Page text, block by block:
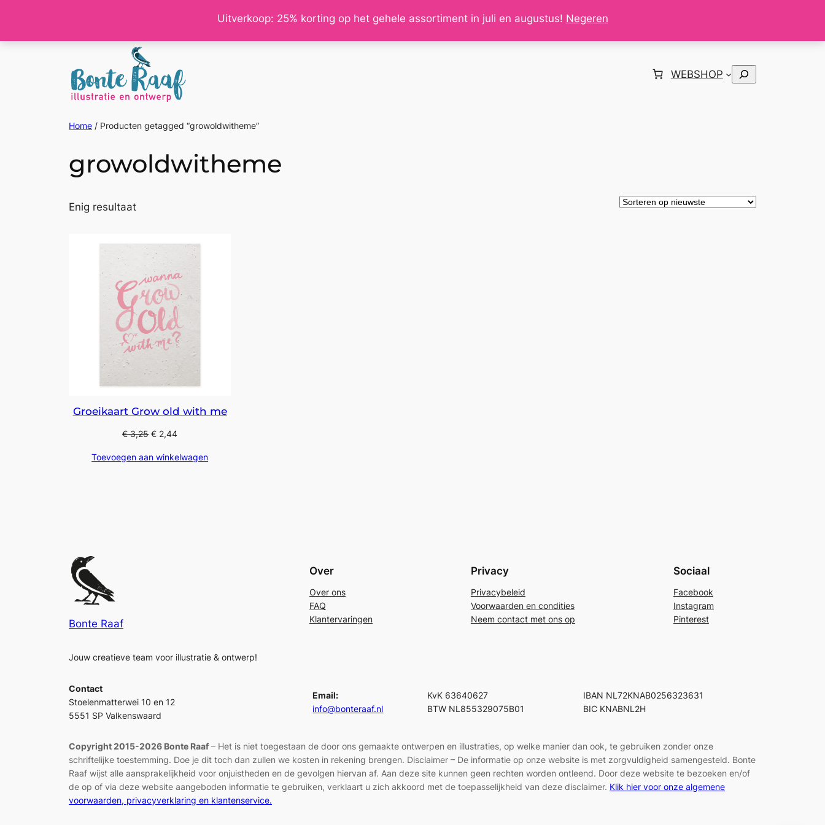
Uitverkoop: 25% korting op het gehele assortiment in juli en augustus! Negeren
de
WEBSHOP
Zoeken
Home / Producten getagged “growoldwitheme”
growoldwitheme
Enig resultaat
Groeikaart Grow old with me
€3,25 € 2,44
Toevoegen aan winkelwagen
Bonte Raaf
Jouw creatieve team voor illustratie & ontwerp!
Over
Over ons
FAQ
Klantervaringen
Privacy
Privacybeleid
Voorwaarden en condities
Neem contact met ons op
Sociaal
Facebook
Instagram
Pinterest
Contact
Stoelenmatterwei 10 en 12
5551 SP Valkenswaard
Email:
info@bonteraaf.nl
KvK 63640627
BTW NL855329075B01
IBAN NL72KNAB0256323631
BIC KNABNL2H
Copyright 2015-2026 Bonte Raaf – Het is niet toegestaan de door ons gemaakte ontwerpen en illustraties, op welke manier dan ook, te gebruiken zonder onze
schriftelijke toestemming. Doe je dit toch dan zullen we kosten in rekening brengen. Disclaimer – De informatie op onze website is met zorgvuldigheid samengesteld. Bonte
Raaf wijst alle aansprakelijkheid voor onjuistheden en de gevolgen hiervan af. Aan deze site kunnen geen rechten worden ontleend. Door deze website te bezoeken en/of
de op of via deze website aangeboden informatie te gebruiken, verklaart u zich akkoord met de toepasselijkheid van deze disclaimer. Klik hier voor onze algemene
voorwaarden, privacyverklaring en klantenservice.